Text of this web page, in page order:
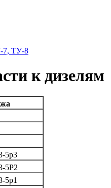
7, ТУ-8
к дизелям
5р3
5Р2
5р1